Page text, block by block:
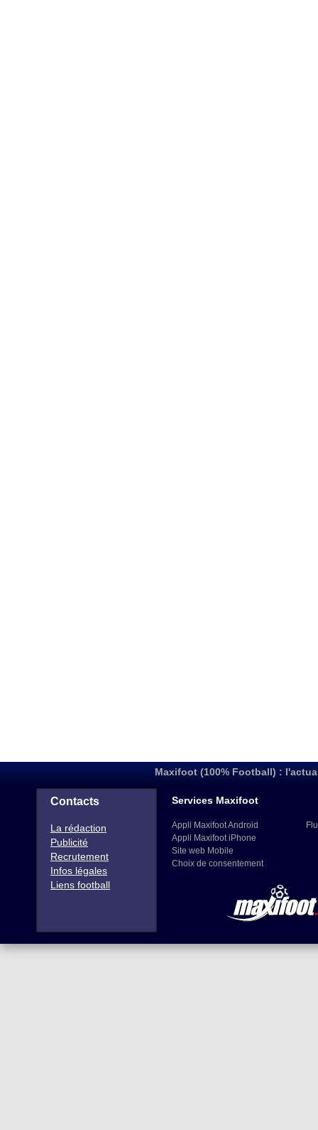
Maxifoot (100% Football) :
Contacts
La rédaction
Publicité
Recrutement
Infos légales
Liens football
Services Maxifoot
Appli Maxifoot Android
Appli Maxifoot iPhone
Site web Mobile
Choix de consentement